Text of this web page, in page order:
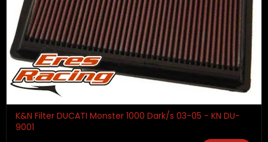
K&N Filter DUCATI Monster 1000 Dark/s 03-05 - KN DU-
9001